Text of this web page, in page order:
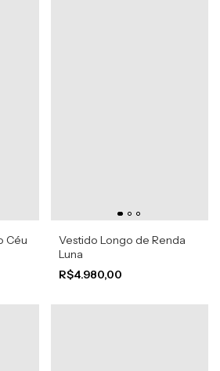
Céu
Vestido Longo de Renda
Luna
R$4.980,00